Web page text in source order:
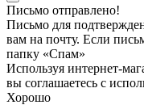
Письмо отправлено!
Письмо для
вам на почту. Если
папку «Спам»
Используя интернет-
вы соглашаетесь с
Хорошо